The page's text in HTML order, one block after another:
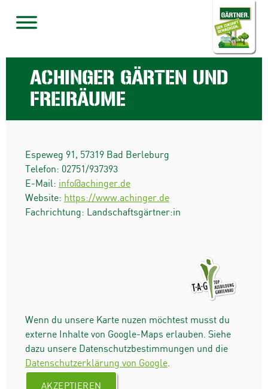
ACHINGER GÄRTEN UND
FREIRÄUME
Espeweg 91 , 57319 Bad Berleburg
Telefon: 02751/937393
E-Mail: info@achinger.de
Website: https://www.achinger.de
Fachrichtung: Landschaftsgärtner:in
Wenn du unsere Karte nuzen möchtest musst du
externe Inhalte von Google-Maps erlauben. Siehe
dazu unsere Datenschutzbestimmungen und die
Datenschutzerklärung von Google.
AKZEPTIEREN